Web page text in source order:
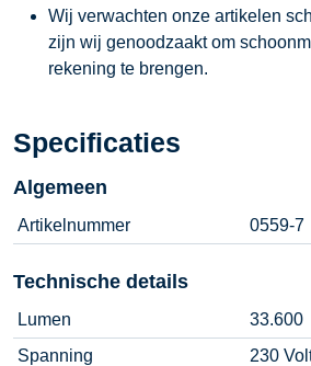
Wij verwachten onze artikelen
zijn wij genoodzaakt om
rekening te brengen.
Specificaties
Algemeen
Artikelnummer 0559-7
Technische details
Lumen
33.600
Spanning
230